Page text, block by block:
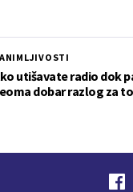
utišavate radio dok
dobar razlog za to